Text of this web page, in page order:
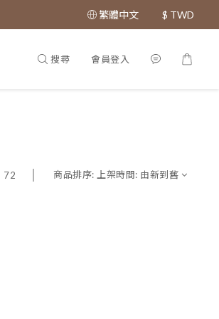
繁體中文 $ TWD
專利證書｜Patent
搜尋 會員登入
72 商品排序: 上架時間: 由新到舊